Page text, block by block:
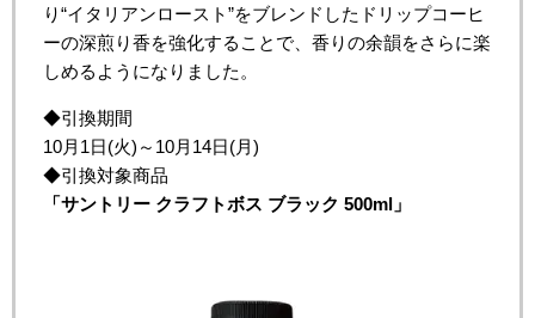
り“イタリアンロースト”をブレンドしたドリップコーヒ
ーの深煎り香を強化することで、香りの余韻をさらに楽
しめるようになりました。
◆引換期間
10月1日(火)～10月14日(月)
◆引換対象商品
「サントリー クラフトボス ブラック 500ml」